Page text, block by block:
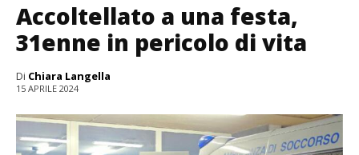
Accoltellato a una festa,
31enne in pericolo di vita
Di Chiara Langella
15 APRILE 2024